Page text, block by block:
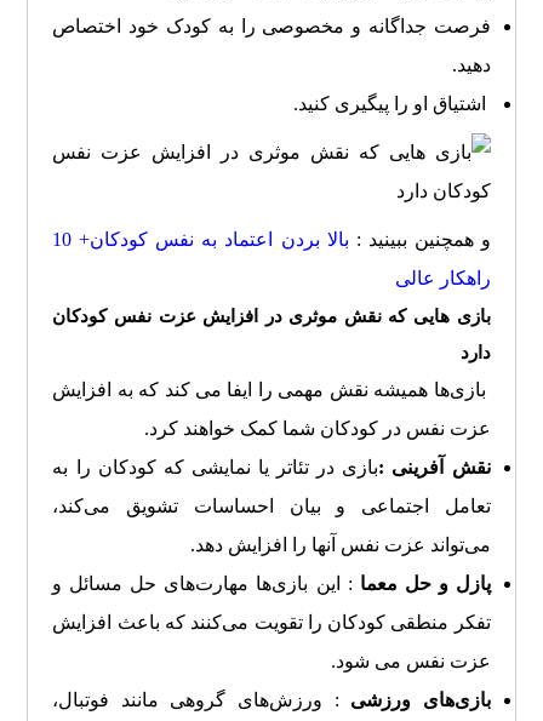
فرصت جداگانه‌ و مخصوصی را به کودک خود اختصاص
دهید.
اشتیاق او را پیگیری کنید.
و همچنین ببینید :
بالا بردن اعتماد به نفس کودکان+ 10
راهکار عالی
بازی هایی که نقش موثری در افزایش عزت نفس کودکان
دارد
بازی‌ها همیشه نقش مهمی را ایفا می کند که به افزایش
عزت نفس در کودکان شما کمک خواهند کرد.
نقش آفرینی :بازی در تئاتر یا نمایشی که کودکان را به
تعامل اجتماعی و بیان احساسات تشویق می‌کند،
می‌تواند عزت نفس آنها را افزایش دهد.
پازل و حل معما : این بازی‌ها مهارت‌های حل مسائل و
تفکر منطقی کودکان را تقویت می‌کنند که باعث افزایش
عزت نفس می شود.
بازی‌های ورزشی : ورزش‌های گروهی مانند فوتبال،